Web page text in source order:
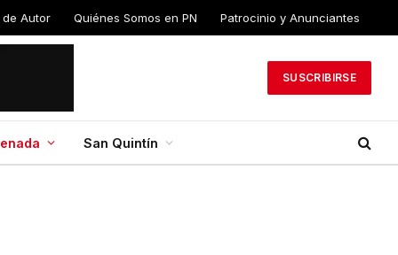
Autor Quiénes Somos en PN Patrocinio y Anunciantes
SUSCRIBIRSE
San Quintín